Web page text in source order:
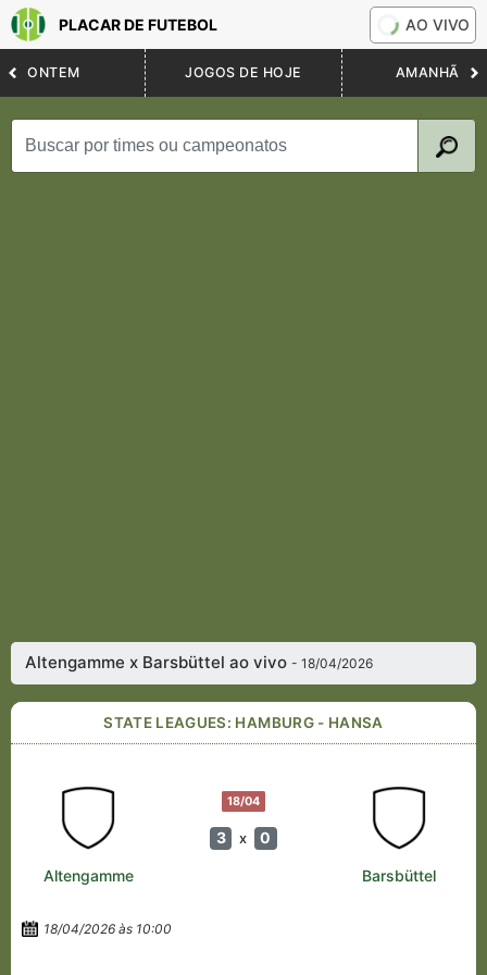
PLACAR DE FUTEBOL AO VIVO
ONTEM JOGOS DE HOJE AMANHÃ
Altengamme x Barsbüttel ao vivo- 18/04/2026
STATE LEAGUES: HAMBURG - HANSA
18/04
3 x 0
Altengamme Barsbüttel
18/04/2026 às 10:00